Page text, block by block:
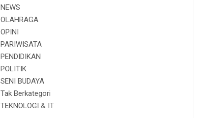
NEWS
OLAHRAGA
OPINI
PARIWISATA
PENDIDIKAN
POLITIK
SENI BUDAYA
Tak Berkategori
TEKNOLOGI & IT